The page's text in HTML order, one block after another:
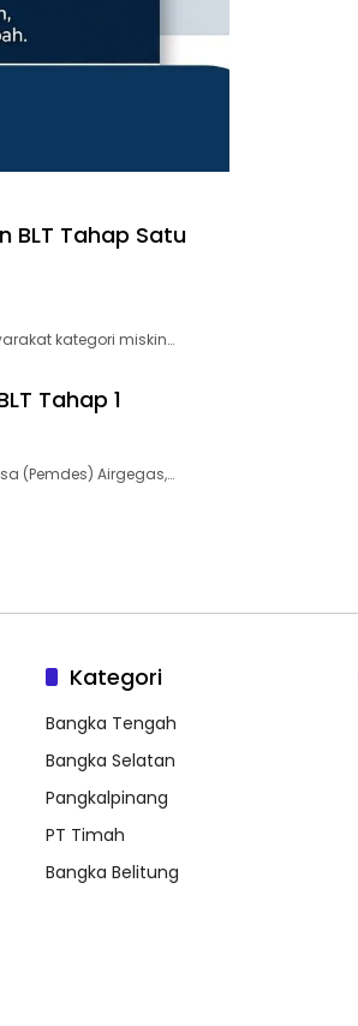
BLT Tahap Satu
kategori miskin…
Tahap 1
(Pemdes) Airgegas,…
Kategori
Bangka Tengah
Bangka Selatan
Pangkalpinang
PT Timah
Bangka Belitung